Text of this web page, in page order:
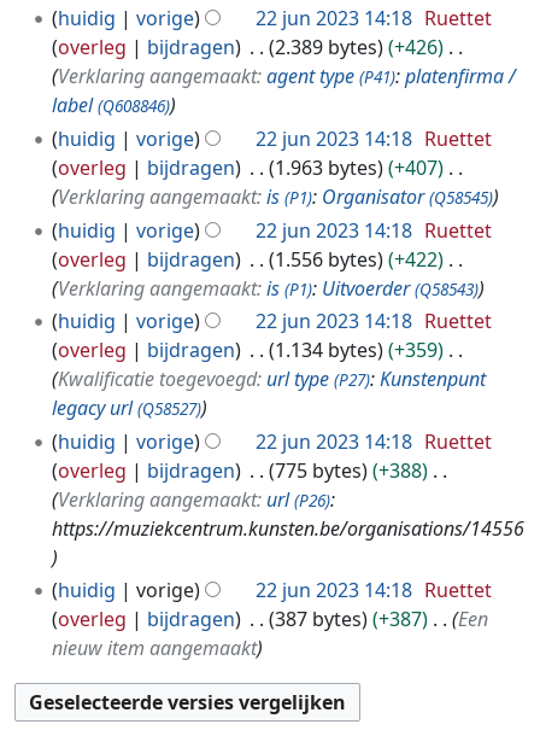
huidig vorige 22 jun 2023 14:18 Ruettet
overleg
bijdragen 2.389 bytes
+426
Verklaring aangemaakt:agent type (P41):platenfirma /
label (Q608846)
huidig vorige 22 jun 2023 14:18 Ruettet
overleg
bijdragen 1.963 bytes
+407
Verklaring aangemaakt:is (P1): Organisator (Q58545)
huidig vorige 22 jun 2023 14:18 Ruettet
overleg
bijdragen 1.556 bytes
+422
Verklaring aangemaakt:is (P1): Uitvoerder (Q58543)
huidig vorige 22 jun 2023 14:18 Ruettet
overleg
bijdragen 1.134 bytes
+359
Kwalificatie toegevoegd: url type (P27):Kunstenpunt
legacy url (Q58527)
huidig vorige 22 jun 2023 14:18 Ruettet
overleg
bijdragen 775 bytes
+388
Verklaring aangemaakt: url (P26):
https://muziekcentrum.kunsten.be/organisations/14556
huidig vorige 22 jun 2023 14:18 Ruettet
overleg
bijdragen 387 bytes +387
Een
nieuw item aangemaakt